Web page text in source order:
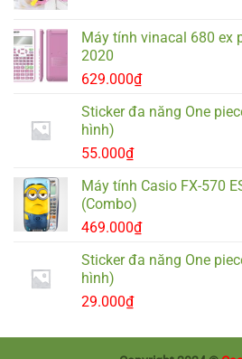
Máy tính vinacal 680 ex
2020
629.000₫
Sticker đa năng One
hình)
55.000₫
Máy tính Casio FX-570
(Combo)
469.000₫
Sticker đa năng One
hình)
29.000₫